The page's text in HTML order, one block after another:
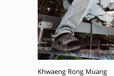
Khwaeng Rong Muang